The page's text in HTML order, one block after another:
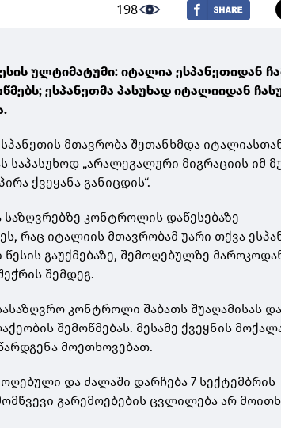
198
ულტიმატუმი: იტალია ესპანეთიდან
ესპანეთმა პასუხად იტალიიდან
მთავრობა შეთანხმდა
„არალეგალური მიგრაციის იმ
ქვეყანა განიცდის“.
კონტროლის დაწესებაზე
რაც იტალიის მთავრობამ უარი თქვა
გაუქმებაზე, შემოღებულზე
შემდეგ.
კონტროლი შაბათს შუაღამისას
შემოწმებას. მესამე ქვეყნის
მოეთხოვებათ.
და ძალაში დარჩება 7 სექტემბრის
გარემოებების ცვლილება არ